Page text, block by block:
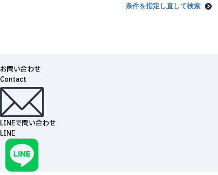
条件を指定し直して検索
お問い合わせ
Contact
LINEで問い合わせ
LINE